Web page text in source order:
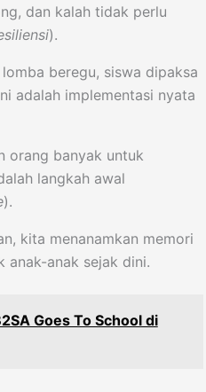
dan kalah tidak perlu
).
lomba beregu, siswa dipaksa
adalah implementasi nyata
orang banyak untuk
langkah awal
).
kita menanamkan memori
anak-anak sejak dini.
Goes To School di